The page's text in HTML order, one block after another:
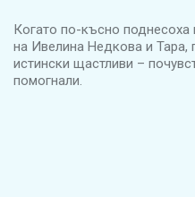
Когато по-късно поднесоха
на Ивелина Недкова и Тара,
истински щастливи –
помогнали.